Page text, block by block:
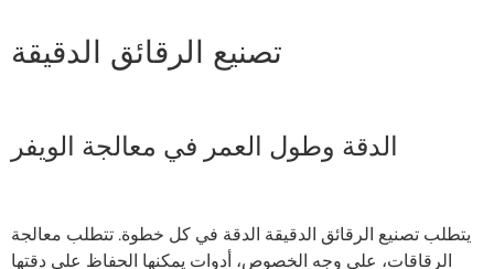
تصنيع الرقائق الدقيقة
الدقة وطول العمر في معالجة الويفر
يتطلب تصنيع الرقائق الدقيقة الدقة في كل خطوة. تتطلب معالجة
الرقاقات، على وجه الخصوص، أدوات يمكنها الحفاظ على دقتها